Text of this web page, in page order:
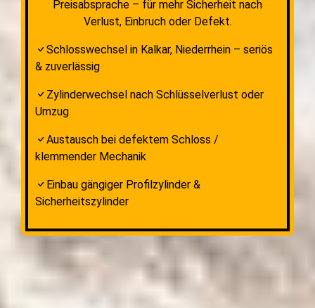
Preisabsprache – für mehr Sicherheit nach
Verlust, Einbruch oder Defekt.
Schlosswechsel in Kalkar, Niederrhein – seriös
& zuverlässig
Zylinderwechsel nach Schlüsselverlust oder
Umzug
Austausch bei defektem Schloss /
klemmender Mechanik
Einbau gängiger Profilzylinder &
Sicherheitszylinder